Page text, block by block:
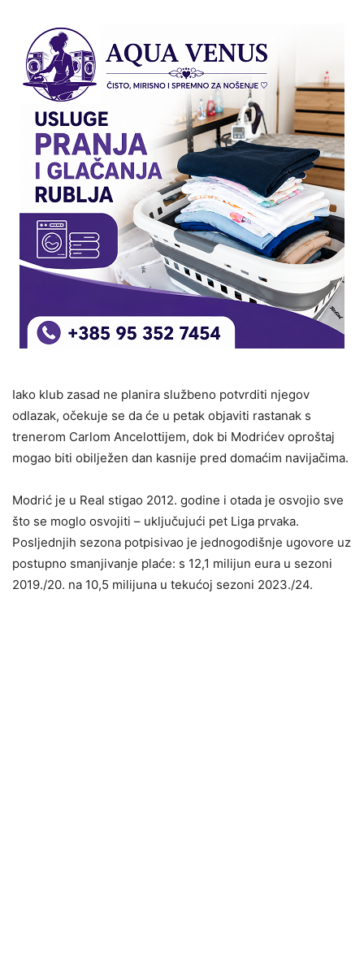
Iako klub zasad ne planira službeno potvrditi njegov
odlazak, očekuje se da će u petak objaviti rastanak s
trenerom Carlom Ancelottijem, dok bi Modrićev oproštaj
mogao biti obilježen dan kasnije pred domaćim navijačima.
Modrić je u Real stigao 2012. godine i otada je osvojio sve
što se moglo osvojiti – uključujući pet Liga prvaka.
Posljednjih sezona potpisivao je jednogodišnje ugovore uz
postupno smanjivanje plaće: s 12,1 milijun eura u sezoni
2019./20. na 10,5 milijuna u tekućoj sezoni 2023./24.